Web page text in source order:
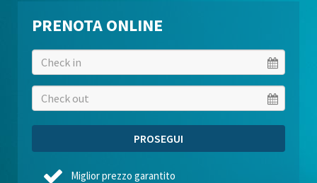
PRENOTA ONLINE
Miglior prezzo garantito